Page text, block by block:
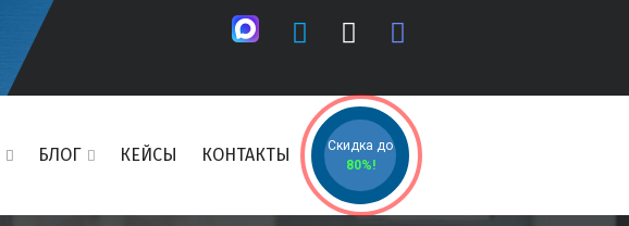
БЛОГ КЕЙСЫ КОНТАКТЫ
Скидка до
80%!